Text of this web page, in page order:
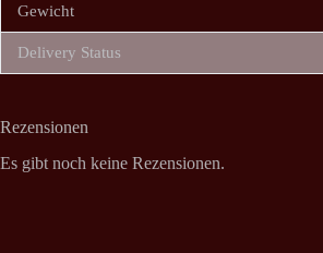
Gewicht
Delivery Status
Rezensionen
Es gibt noch keine Rezensionen.